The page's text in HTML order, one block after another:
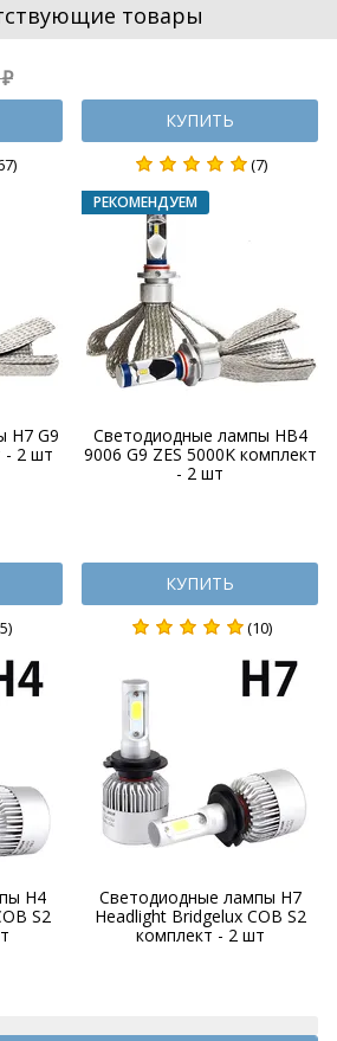
товары
H7 G9
- 2 шт
Светодиодные лампы HB4
9006 G9 ZES 5000K комплект
- 2 шт
КУПИТЬ
(7)
H4
S2
Светодиодные лампы H7
Headlight Bridgelux COB S2
комплект - 2 шт
КУПИТЬ
(10)